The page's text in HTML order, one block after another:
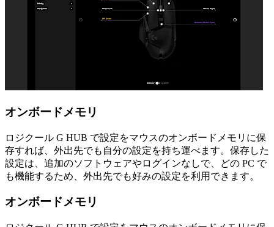
オンボードメモリ
ロジクール G HUB で設定をマウスのオンボードメモリに保
存すれば、外出先でも自分の設定を持ち運べます。保存した
設定は、追加のソフトウェアやログインなしで、どの PC で
も機能するため、外出先でも好みの設定を利用できます。
オンボードメモリ